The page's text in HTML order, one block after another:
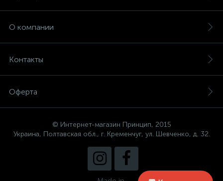
О компании
Контакты
Оферта
© Интернет-магазин Принцип, 2015
Украина, Полтавская обл., г. Кременчуг, ул. Шевченко, д. 32.